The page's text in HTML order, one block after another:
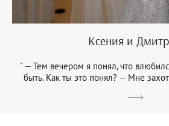
Ксения и
" — Тем вечером я понял, что
быть. Как ты это понял? — Мне